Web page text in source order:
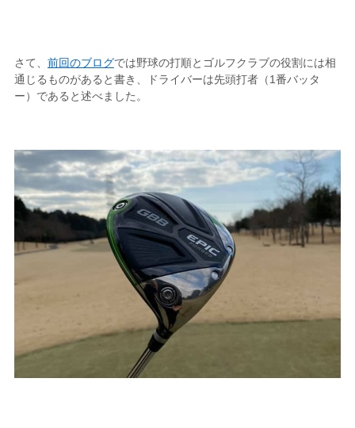
さて、 前回のブログでは野球の打順とゴルフクラブの役割には相
通じるものがあると書き、ドライバーは先頭打者（1番バッタ
ー）であると述べました。